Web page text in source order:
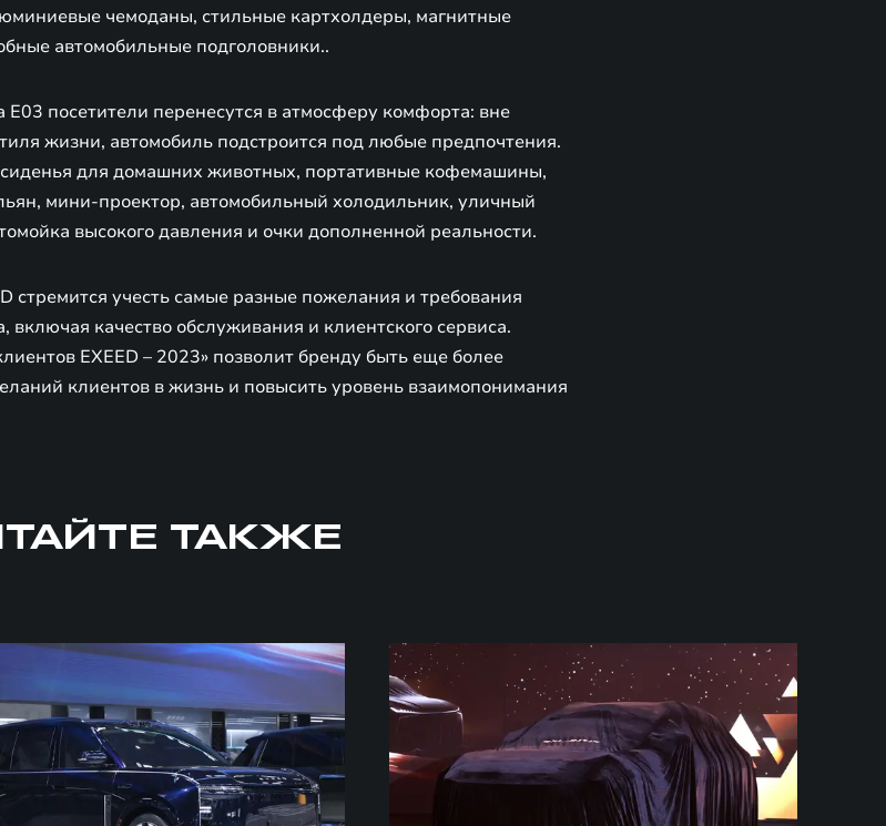
чемоданы, стильные картхолдеры, магнитные
автомобильные подголовники..
E03 посетители перенесутся в атмосферу комфорта: вне
жизни, автомобиль подстроится под любые предпочтения.
сиденья для домашних животных, портативные кофемашины,
мини-проектор, автомобильный холодильник, уличный
высокого давления и очки дополненной реальности.
стремится учесть самые разные пожелания и требования
включая качество обслуживания и клиентского сервиса.
EXEED – 2023» позволит бренду быть еще более
клиентов в жизнь и повысить уровень взаимопонимания
ТАКЖЕ